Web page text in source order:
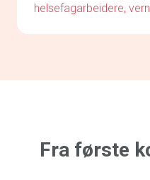
helsefagarbeidere,
Fra første